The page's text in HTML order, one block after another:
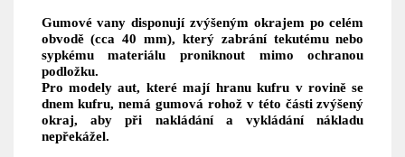
Gumové vany disponují zvýšeným okrajem po celém
obvodě (cca 40 mm), který zabrání tekutému nebo
sypkému materiálu proniknout mimo ochranou
podložku.
Pro modely aut, které mají hranu kufru v rovině se
dnem kufru, nemá gumová rohož v této části zvýšený
okraj, aby při nakládání a vykládání nákladu
nepřekážel.